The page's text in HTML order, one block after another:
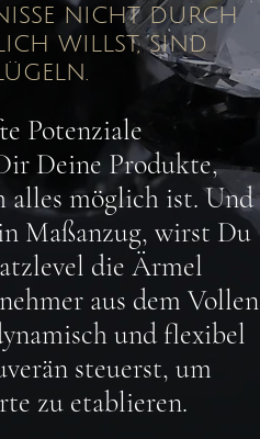
nicht durch
willst, sind
Potenziale
Deine Produkte,
alles möglich ist. Und
Maßanzug, wirst Du
die Ärmel
aus dem Vollen
und flexibel
steuerst, um
zu etablieren.